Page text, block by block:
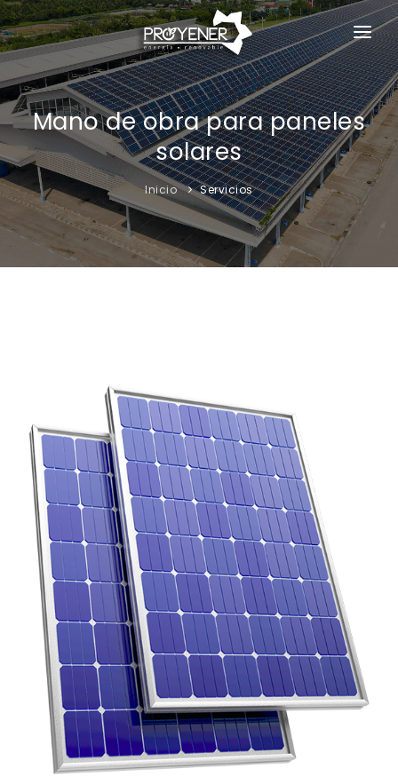
INICIO
SERVICIOS
PROYECTOS Y COLABORACIONES
NOSOTROS
CONTACTO
Mano de obra para paneles
solares
Inicio Servicios